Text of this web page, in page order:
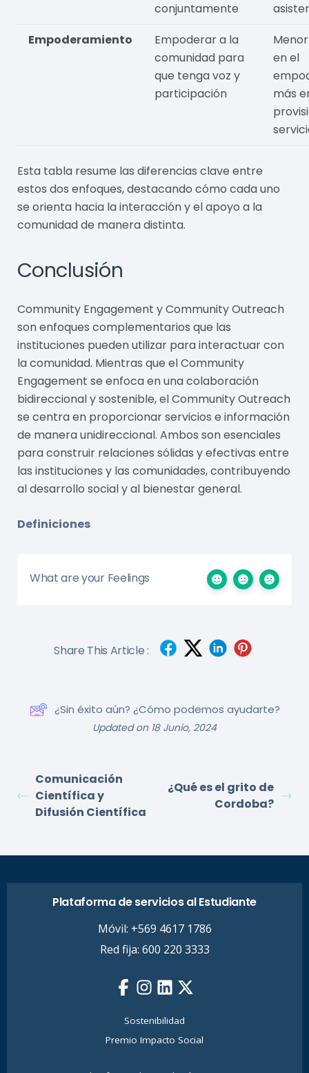
conjuntamente
Empoderamiento
Empoderar a la
comunidad para
que tenga voz y
participación
en el
más
Esta tabla resume las diferencias clave entre
estos dos enfoques, destacando cómo cada uno
se orienta hacia la interacción y el apoyo a la
comunidad de manera distinta.
Conclusión
Community Engagement y Community Outreach
son enfoques complementarios que las
instituciones pueden utilizar para interactuar con
la comunidad. Mientras que el Community
Engagement se enfoca en una colaboración
bidireccional y sostenible, el Community Outreach
se centra en proporcionar servicios e información
de manera unidireccional. Ambos son esenciales
para construir relaciones sólidas y efectivas entre
las instituciones y las comunidades, contribuyendo
al desarrollo social y al bienestar general.
Definiciones
What are your Feelings
Share This Article :
¿Sin éxito aún? ¿Cómo podemos ayudarte?
Updated on 18 Junio, 2024
Comunicación
Científica y
Difusión Científica
¿Qué es el grito de
Cordoba?